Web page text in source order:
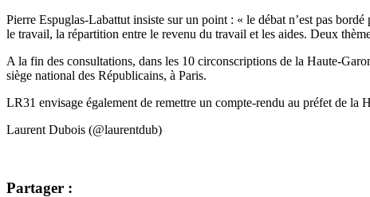
Pierre Espuglas-Labattut insiste sur un point : « le débat n’est pas
le travail, la répartition entre le revenu du travail et les aides. Deux
A la fin des consultations, dans les 10 circonscriptions de la Haute-
siège national des Républicains, à Paris.
LR31 envisage également de remettre un compte-rendu au préfet de la
Laurent Dubois (@laurentdub)
Partager :